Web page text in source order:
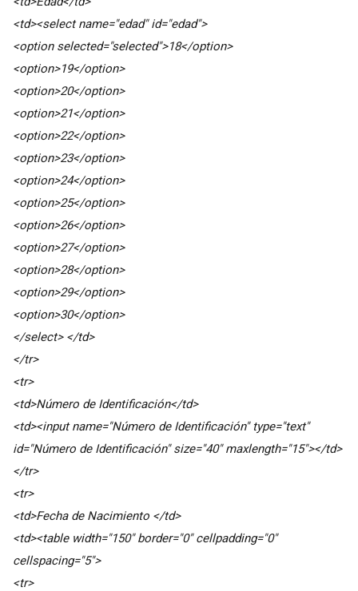
<td><select name="edad" id="edad">
<option selected="selected">18</option>
<option>19</option>
<option>20</option>
<option>21</option>
<option>22</option>
<option>23</option>
<option>24</option>
<option>25</option>
<option>26</option>
<option>27</option>
<option>28</option>
<option>29</option>
<option>30</option>
</select> </td>
</tr>
<tr>
<td>Número de Identificación</td>
<td><input name="Número de Identificación" type="text"
id="Número de Identificación" size="40" maxlength="15"></td>
</tr>
<tr>
<td>Fecha de Nacimiento </td>
<td><table width="150" border="0" cellpadding="0"
cellspacing="5">
<tr>